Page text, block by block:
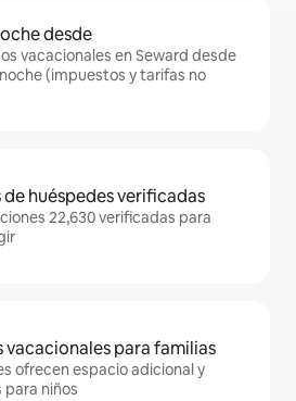
desde
vacacionales en Seward desde
(impuestos y tarifas no
de huéspedes verificadas
22,630 verificadas para
para familias
ofrecen espacio adicional y
niños